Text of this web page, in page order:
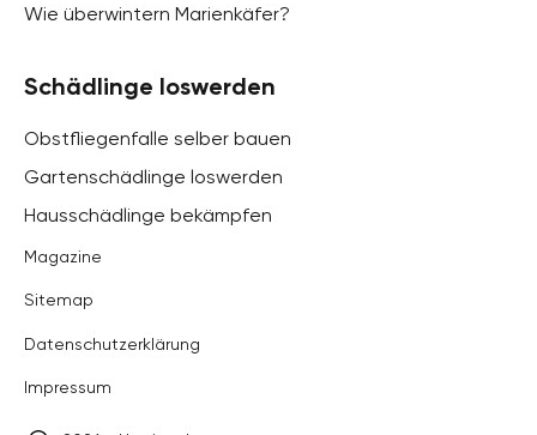
Wie überwintern Marienkäfer?
Schädlinge loswerden
Obstfliegenfalle selber bauen
Gartenschädlinge loswerden
Hausschädlinge bekämpfen
Magazine
Sitemap
Datenschutzerklärung
Impressum